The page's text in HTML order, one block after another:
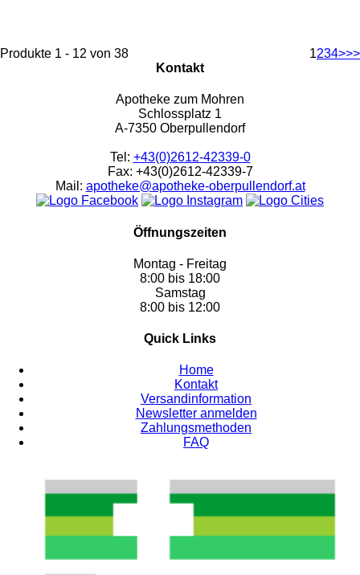
1234>>>
Produkte 1 - 12 von 38
Kontakt
Apotheke zum Mohren
Schlossplatz 1
A-7350 Oberpullendorf
Tel: +43(0)2612-42339-0
Fax: +43(0)2612-42339-7
Mail: apotheke@apotheke-oberpullendorf.at
Öffnungszeiten
Montag - Freitag
8:00 bis 18:00
Samstag
8:00 bis 12:00
Quick Links
Home
Kontakt
Versandinformation
Newsletter anmelden
Zahlungsmethoden
FAQ